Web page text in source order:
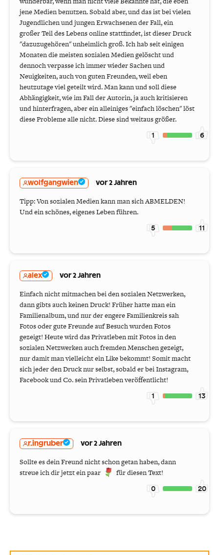
jene Medien benutzen. Sobald aber, und das ist bei vielen
Jugendlichen und jungen Erwachsenen der Fall, ein
großer Teil des Lebens online stattfindet, ist dieser Druck
"dazuzugehören" unheimlich groß. Ich hab seit einigen
Monaten die meisten sozialen Medien gelöscht und
dennoch verpasse ich immer wieder Sachen und
Neuigkeiten, auch von guten Freunden, weil eben
heutzutage viel geteilt wird. Man kann und soll diese
Abhängigkeit, wie im Fall der Autorin, ja auch kritisieren
und hinterfragen, aber ein alleiniges "einfach löschen" löst
diese Probleme alle nicht. Diese sind weitaus größer.
1 6
wolfgangwien vor 2 Jahren
Tipp: Von sozialen Medien kann man sich ABMELDEN!
Und ein schönes, eigenes Leben führen.
5 11
alex vor 2 Jahren
Einfach nicht mitmachen bei den sozialen Netzwerken,
dann gibts auch keinen Druck! Früher hatte man ein
Familienalbum, und nur der engere Familienkreis sah
Fotos oder gute Freunde auf Besuch wurden Fotos
gezeigt! Heute wird das Privatleben mit Fotos in den
sozialen Netzwerken auch fremden Menschen gezeigt,
nur damit man vielleicht ein Like bekommt! Somit macht
sich jeder den Druck nur selbst, sobald er bei Instagram,
Facebook und Co. sein Privatleben veröffentlicht!
1 13
r.ingruber vor 2 Jahren
Sollte es dein Freund nicht schon getan haben, dann
streue ich dir jetzt ein paar
für diesen Text!
0 20